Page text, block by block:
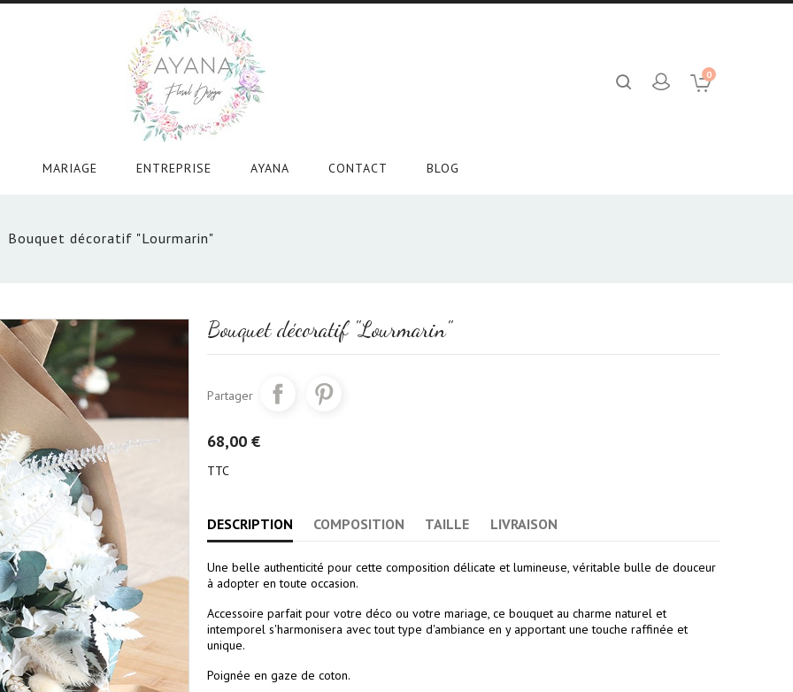
0
MARIAGE ENTREPRISE AYANA CONTACT BLOG
Bouquet décoratif "Lourmarin"
Bouquet décoratif "Lourmarin"
Partager
68,00 €
TTC
DESCRIPTION COMPOSITION TAILLE LIVRAISON
Une belle authenticité pour cette composition délicate et lumineuse, véritable bulle de douceur
à adopter en toute occasion.
Accessoire parfait pour votre déco ou votre mariage, ce bouquet au charme naturel et
intemporel s'harmonisera avec tout type d'ambiance en y apportant une touche raffinée et
unique.
Poignée en gaze de coton.